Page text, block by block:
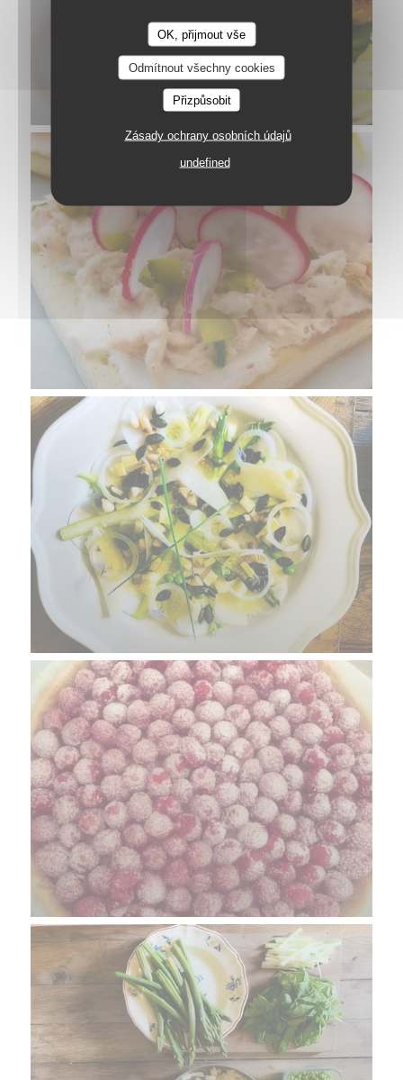
OK, přijmout vše
Odmítnout všechny cookies
Přizpůsobit
Zásady ochrany osobních údajů
undefined
Le Petit Littré